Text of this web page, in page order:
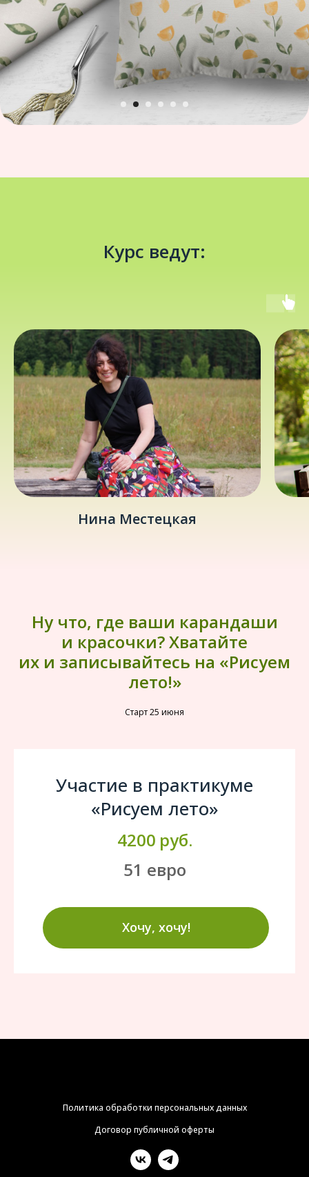
Курс ведут:
Нина Местецкая
Ну что, где ваши карандаши
и красочки? Хватайте
их и записывайтесь на «Рисуем
лето!»
Старт 25 июня
Участие в практикуме
«Рисуем лето»
4200 руб.
51 евро
Хочу, хочу!
Политика обработки персональных данных
Договор публичной оферты